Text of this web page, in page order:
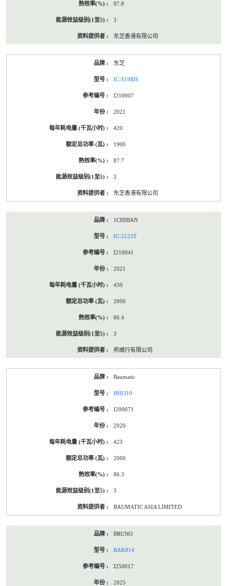
87.8
3
东芝香港有限公司
东芝
IC-S19RH
I210007
2021
420
1900
87.7
3
东芝香港有限公司
1CHIBAN
IC-2123T
I210041
2021
439
2000
86.4
3
邦威行有限公司
Baumatic
BHI310
I200071
2020
423
2000
86.3
3
BAUMATIC ASIA LIMITED
BRUNO
BAK814
I250017
2025